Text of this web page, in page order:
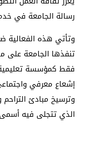
رسالة الجامعة في
وتأتي هذه الفعالية
تنفذها الجامعة على
فقط كمؤسسة
إشعاع معرفي
وترسيخ مبادئ
الذي تتجلى فيه